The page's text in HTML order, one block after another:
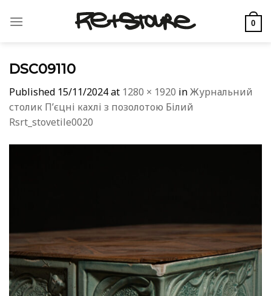
0
DSC09110
Published 15/11/2024at 1280 × 1920 inЖурнальний
столик Пʼєцні кахлі з позолотою Білий
Rsrt_stovetile0020